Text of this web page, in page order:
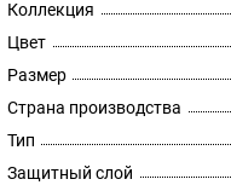
Коллекция
Цвет
Размер
Страна производства
Тип
Защитный слой